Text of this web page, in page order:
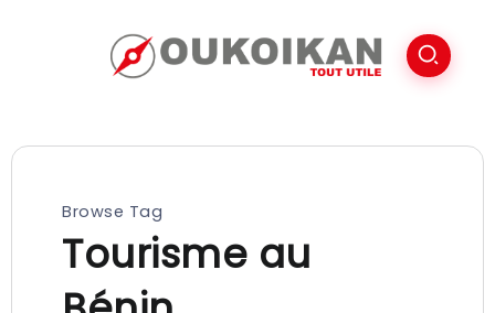
Browse Tag
Tourisme au